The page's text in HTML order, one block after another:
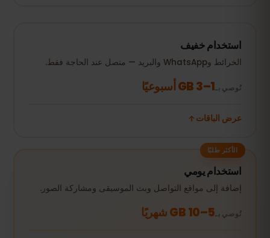
استخدام خفيف
الخرائط وWhatsApp والبريد — متصل عند الحاجة فقط.
نُوصي بـ1–3 GB أسبوعيًا
عرض الباقات
الأكثر طلبًا
استخدام يومي
إضافة إلى مواقع التواصل وبث الموسيقى ومشاركة الصور.
نُوصي بـ5–10 GB شهريًا